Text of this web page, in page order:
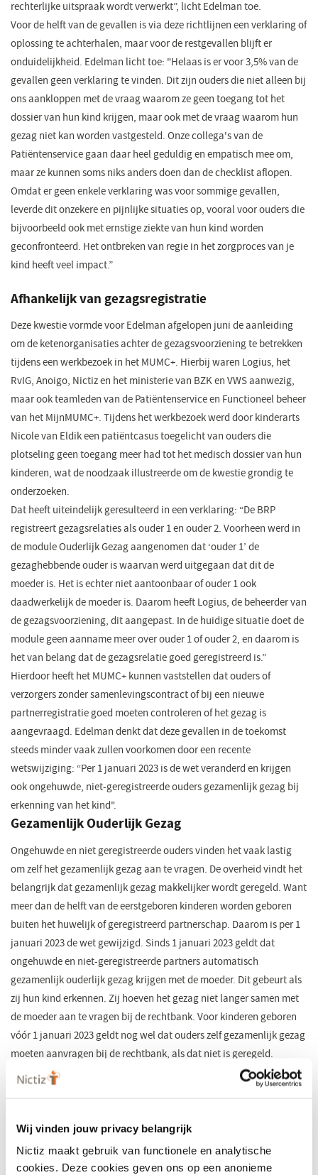
Wij vinden jouw privacy belangrijk
Nictiz maakt gebruik van functionele en analytische
cookies. Deze cookies geven ons op een anonieme
rechterlijke uitspraak wordt verwerkt”, licht Edelman toe.
Voor de helft van de gevallen is via deze richtlijnen een verklaring of
oplossing te achterhalen, maar voor de restgevallen blijft er
onduidelijkheid. Edelman licht toe: "Helaas is er voor 3,5% van de
gevallen geen verklaring te vinden. Dit zijn ouders die niet alleen bij
ons aankloppen met de vraag waarom ze geen toegang tot het
dossier van hun kind krijgen, maar ook met de vraag waarom hun
gezag niet kan worden vastgesteld. Onze collega's van de
Patiëntenservice gaan daar heel geduldig en empatisch mee om,
maar ze kunnen soms niks anders doen dan de checklist aflopen.
Omdat er geen enkele verklaring was voor sommige gevallen,
leverde dit onzekere en pijnlijke situaties op, vooral voor ouders die
bijvoorbeeld ook met ernstige ziekte van hun kind worden
geconfronteerd. Het ontbreken van regie in het zorgproces van je
kind heeft veel impact.”
Afhankelijk van gezagsregistratie
Deze kwestie vormde voor Edelman afgelopen juni de aanleiding
om de ketenorganisaties achter de gezagsvoorziening te betrekken
tijdens een werkbezoek in het MUMC+. Hierbij waren Logius, het
RvIG, Anoigo, Nictiz en het ministerie van BZK en VWS aanwezig,
maar ook teamleden van de Patiëntenservice en Functioneel beheer
van het MijnMUMC+. Tijdens het werkbezoek werd door kinderarts
Nicole van Eldik een patiëntcasus toegelicht van ouders die
plotseling geen toegang meer had tot het medisch dossier van hun
kinderen, wat de noodzaak illustreerde om de kwestie grondig te
onderzoeken.
Dat heeft uiteindelijk geresulteerd in een verklaring: “De BRP
registreert gezagsrelaties als ouder 1 en ouder 2. Voorheen werd in
de module Ouderlijk Gezag aangenomen dat ‘ouder 1’ de
gezaghebbende ouder is waarvan werd uitgegaan dat dit de
moeder is. Het is echter niet aantoonbaar of ouder 1 ook
daadwerkelijk de moeder is. Daarom heeft Logius, de beheerder van
de gezagsvoorziening, dit aangepast. In de huidige situatie doet de
module geen aanname meer over ouder 1 of ouder 2, en daarom is
het van belang dat de gezagsrelatie goed geregistreerd is.”
Hierdoor heeft het MUMC+ kunnen vaststellen dat ouders of
verzorgers zonder samenlevingscontract of bij een nieuwe
partnerregistratie goed moeten controleren of het gezag is
aangevraagd. Edelman denkt dat deze gevallen in de toekomst
steeds minder vaak zullen voorkomen door een recente
wetswijziging: “Per 1 januari 2023 is de wet veranderd en krijgen
ook ongehuwde, niet-geregistreerde ouders gezamenlijk gezag bij
erkenning van het kind".
Gezamenlijk Ouderlijk Gezag
Ongehuwde en niet geregistreerde ouders vinden het vaak lastig
om zelf het gezamenlijk gezag aan te vragen. De overheid vindt het
belangrijk dat gezamenlijk gezag makkelijker wordt geregeld. Want
meer dan de helft van de eerstgeboren kinderen worden geboren
buiten het huwelijk of geregistreerd partnerschap. Daarom is per 1
januari 2023 de wet gewijzigd. Sinds 1 januari 2023 geldt dat
ongehuwde en niet-geregistreerde partners automatisch
gezamenlijk ouderlijk gezag krijgen met de moeder. Dit gebeurt als
zij hun kind erkennen. Zij hoeven het gezag niet langer samen met
de moeder aan te vragen bij de rechtbank. Voor kinderen geboren
vóór 1 januari 2023 geldt nog wel dat ouders zelf gezamenlijk gezag
moeten aanvragen bij de rechtbank, als dat niet is geregeld.
Meer informatie
venster)
Een deel van de ouders en verzorgers bij wie het gezag niet kan
worden vastgesteld bij een inlogpoging kan door het achterhalen
van deze nieuwe verklaring weer op weg worden geholpen.